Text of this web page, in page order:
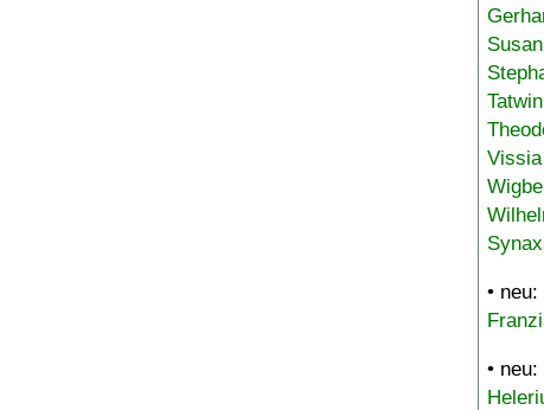
• neu:
• neu: